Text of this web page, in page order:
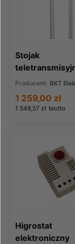
Stojak
podwójny BKT
RAL 7035 DATA
Producent: BKT
1 548,57 zł brutto
1 259,00 zł
Higrostat
elektroniczny